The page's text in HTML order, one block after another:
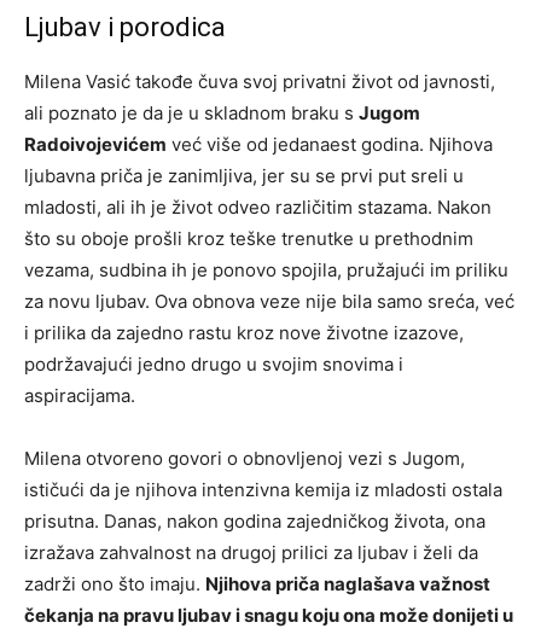
Ljubav i porodica
Milena Vasić takođe čuva svoj privatni život od javnosti,
ali poznato je da je u skladnom braku s Jugom
Radoivojevićem već više od jedanaest godina. Njihova
ljubavna priča je zanimljiva, jer su se prvi put sreli u
mladosti, ali ih je život odveo različitim stazama. Nakon
što su oboje prošli kroz teške trenutke u prethodnim
vezama, sudbina ih je ponovo spojila, pružajući im priliku
za novu ljubav. Ova obnova veze nije bila samo sreća, već
i prilika da zajedno rastu kroz nove životne izazove,
podržavajući jedno drugo u svojim snovima i
aspiracijama.
Milena otvoreno govori o obnovljenoj vezi s Jugom,
ističući da je njihova intenzivna kemija iz mladosti ostala
prisutna. Danas, nakon godina zajedničkog života, ona
izražava zahvalnost na drugoj prilici za ljubav i želi da
zadrži ono što imaju. Njihova priča naglašava važnost
čekanja na pravu ljubav i snagu koju ona može donijeti u